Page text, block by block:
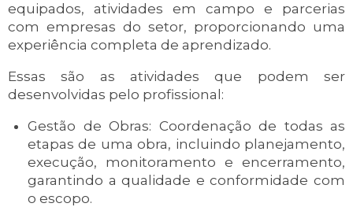
equipados, atividades em campo e parcerias
com empresas do setor, proporcionando uma
experiência completa de aprendizado.
Essas são as atividades que podem ser
desenvolvidas pelo profissional:
Gestão de Obras: Coordenação de todas as
etapas de uma obra, incluindo planejamento,
execução, monitoramento e encerramento,
garantindo a qualidade e conformidade com
o escopo.